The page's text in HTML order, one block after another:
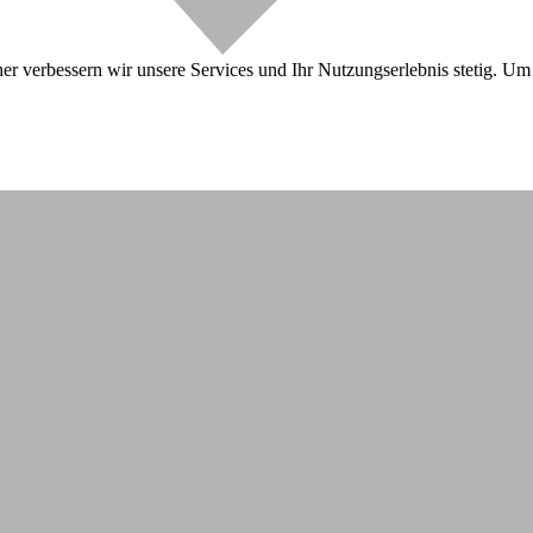
verbessern wir unsere Services und Ihr Nutzungserlebnis stetig.